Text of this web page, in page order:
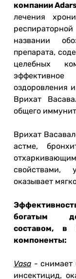
компании
лечения
названии
препарата,
целебных
оздоровления
Врихат
общего
Врихат
астме,
оказывает
богатым
составом, в
компоненты:
Vasa - снимает
инсектицид,